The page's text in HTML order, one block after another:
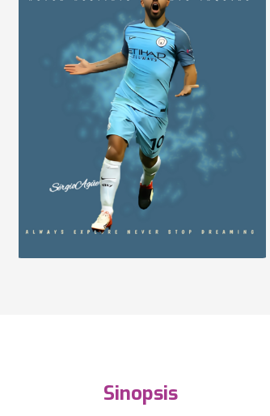
Sinopsis